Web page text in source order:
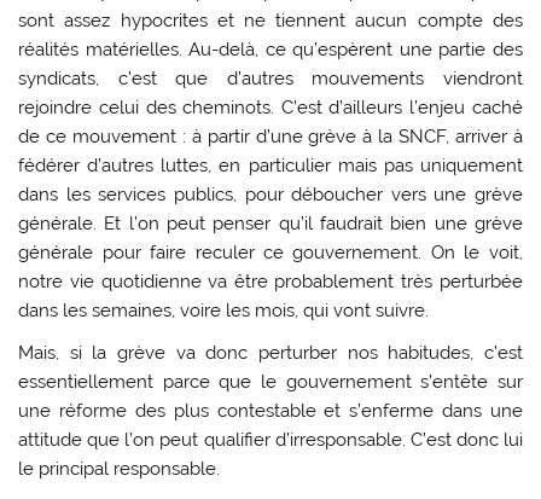
sont assez hypocrites et ne tiennent aucun compte des
réalités matérielles. Au-delà, ce qu’espèrent une partie des
syndicats, c’est que d’autres mouvements viendront
rejoindre celui des cheminots. C’est d’ailleurs l’enjeu caché
de ce mouvement : à partir d’une grève à la SNCF, arriver à
fédérer d’autres luttes, en particulier mais pas uniquement
dans les services publics, pour déboucher vers une grève
générale. Et l’on peut penser qu’il faudrait bien une grève
générale pour faire reculer ce gouvernement. On le voit,
notre vie quotidienne va être probablement très perturbée
dans les semaines, voire les mois, qui vont suivre.
Mais, si la grève va donc perturber nos habitudes, c’est
essentiellement parce que le gouvernement s’entête sur
une réforme des plus contestable et s’enferme dans une
attitude que l’on peut qualifier d’irresponsable. C’est donc lui
le principal responsable.